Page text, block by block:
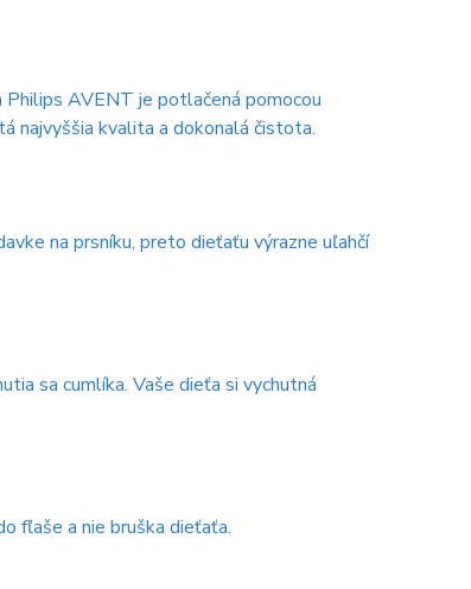
AVENT je potlačená pomocou
najvyššia kvalita a dokonalá čistota.
na prsníku, preto dieťaťu výrazne uľahčí
sa cumlíka. Vaše dieťa si vychutná
fľaše a nie bruška dieťaťa.